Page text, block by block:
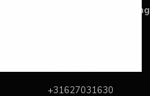
Best Brands For Living
+31627031630